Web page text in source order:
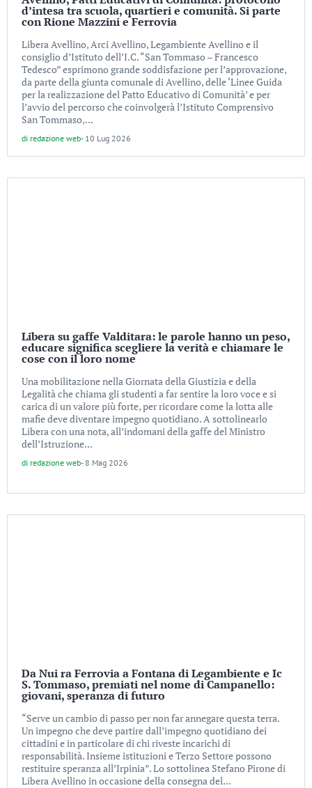
d’intesa tra scuola, quartieri e comunità. Si parte
con Rione Mazzini e Ferrovia
Libera Avellino, Arci Avellino, Legambiente Avellino e il
consiglio d’Istituto dell’I.C. “San Tommaso – Francesco
Tedesco” esprimono grande soddisfazione per l’approvazione,
da parte della giunta comunale di Avellino, delle ‘Linee Guida
per la realizzazione del Patto Educativo di Comunità’ e per
l’avvio del percorso che coinvolgerà l’Istituto Comprensivo
San Tommaso,...
di redazione web- 10 Lug 2026
Libera su gaffe Valditara: le parole hanno un peso,
educare significa scegliere la verità e chiamare le
cose con il loro nome
Una mobilitazione nella Giornata della Giustizia e della
Legalità che chiama gli studenti a far sentire la loro voce e si
carica di un valore più forte, per ricordare come la lotta alle
mafie deve diventare impegno quotidiano. A sottolinearlo
Libera con una nota, all’indomani della gaffe del Ministro
dell’Istruzione...
di redazione web- 8 Mag 2026
Da Nui ra Ferrovia a Fontana di Legambiente e Ic
S. Tommaso, premiati nel nome di Campanello:
giovani, speranza di futuro
“Serve un cambio di passo per non far annegare questa terra.
Un impegno che deve partire dall’impegno quotidiano dei
cittadini e in particolare di chi riveste incarichi di
responsabilità. Insieme istituzioni e Terzo Settore possono
restituire speranza all’Irpinia”. Lo sottolinea Stefano Pirone di
Libera Avellino in occasione della consegna del...